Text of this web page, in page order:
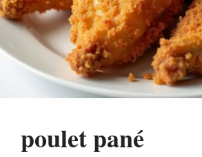
poulet pané